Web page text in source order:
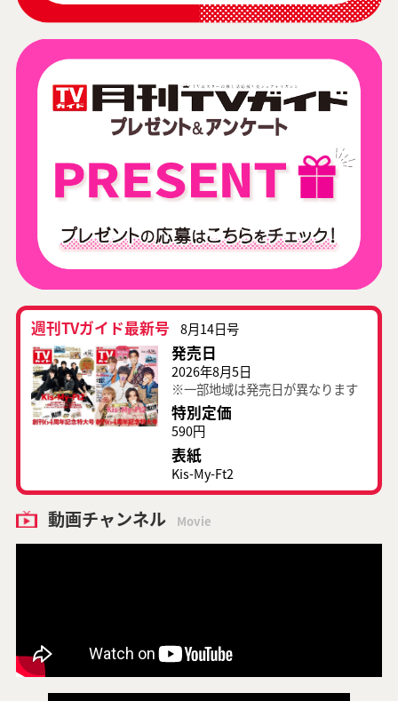
週刊TVガイド最新号 8月14日号
発売日
2026年8月5日
※一部地域は発売日が異なります
特別定価
590円
表紙
Kis-My-Ft2
動画チャンネル Movie